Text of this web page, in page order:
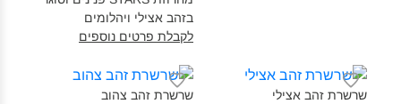
בזהב אצילי ויהלומים‎
לקבלת פרטים נוספים
שרשרת זהב אצילי‎ שרשרת זהב צהוב‎